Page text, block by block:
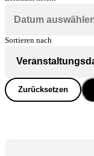
Sortieren nach
Zurücksetzen